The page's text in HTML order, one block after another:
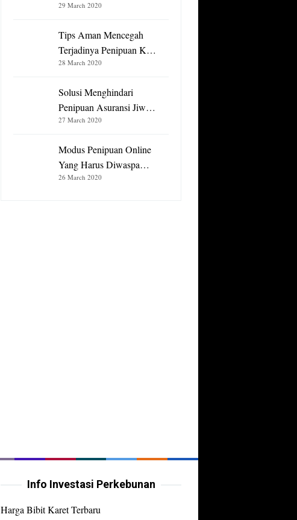
29 March 2020
Tips Aman Mencegah
Terjadinya Penipuan K…
28 March 2020
Solusi Menghindari
Penipuan Asuransi Jiw…
27 March 2020
Modus Penipuan Online
Yang Harus Diwaspa…
26 March 2020
Info Investasi Perkebunan
Harga Bibit Karet Terbaru